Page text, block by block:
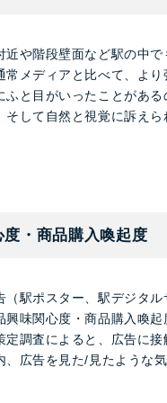
や階段壁面など駅の中
メディアと比べて、よ
と目がいったことがあ
して自然と視覚に訴え
・商品購入喚起度
駅ポスター、駅デジタ
味関心度・商品購入喚起
調査によると、広告に
広告を見た/見たような